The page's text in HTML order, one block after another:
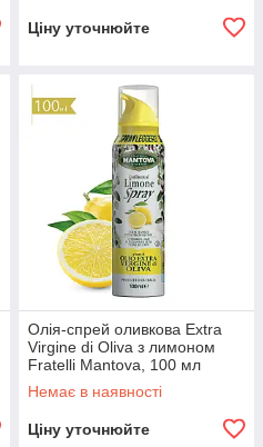
Ціну уточнюйте
Олія-спрей оливкова Extra
Virgine di Oliva з лимоном
Fratelli Mantova, 100 мл
Італія
Немає в наявності
Ціну уточнюйте